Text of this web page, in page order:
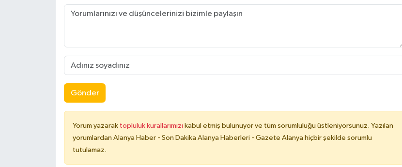
Gönder
Yorum yazarak topluluk kurallarımızı kabul etmiş bulunuyor ve tüm sorumluluğu üstleniyorsunuz. Yazılan
yorumlardan Alanya Haber - Son Dakika Alanya Haberleri - Gazete Alanya hiçbir şekilde sorumlu
tutulamaz.